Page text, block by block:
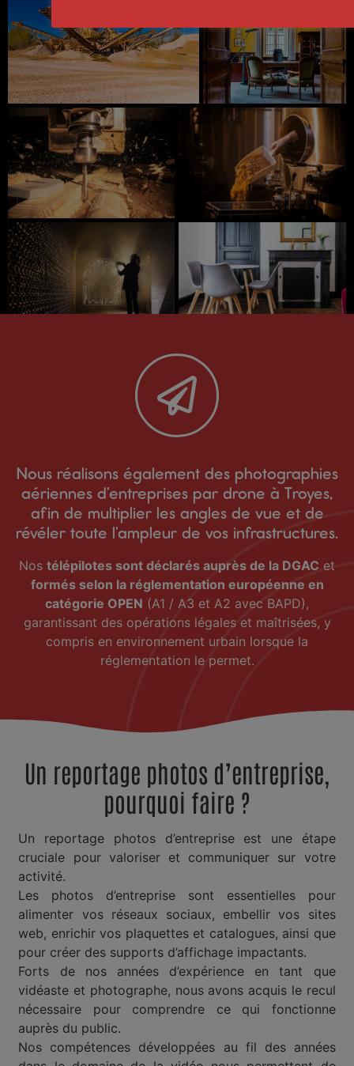
Nous réalisons également des photographies
aériennes d’entreprises par drone à Troyes,
afin de multiplier les angles de vue et de
révéler toute l’ampleur de vos infrastructures.
Nos télépilotes sont déclarés auprès de la DGAC et
formés selon la réglementation européenne en
catégorie OPEN (A1 / A3 et A2 avec BAPD),
garantissant des opérations légales et maîtrisées, y
compris en environnement urbain lorsque la
réglementation le permet.
Un reportage photos d’entreprise,
pourquoi faire ?
Un reportage photos d’entreprise est une étape
cruciale pour valoriser et communiquer sur votre
activité.
Les photos d’entreprise sont essentielles pour
alimenter vos réseaux sociaux, embellir vos sites
web, enrichir vos plaquettes et catalogues, ainsi que
pour créer des supports d’affichage impactants.
Forts de nos années d’expérience en tant que
vidéaste et photographe, nous avons acquis le recul
nécessaire pour comprendre ce qui fonctionne
auprès du public.
Nos compétences développées au fil des années